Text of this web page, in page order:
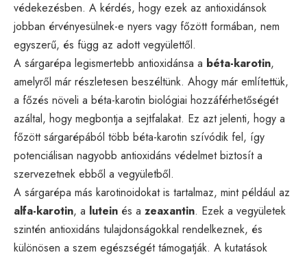
védekezésben. A kérdés, hogy ezek az antioxidánsok
jobban érvényesülnek-e nyers vagy főzött formában, nem
egyszerű, és függ az adott vegyülettől.
A sárgarépa legismertebb antioxidánsa a béta-karotin,
amelyről már részletesen beszéltünk. Ahogy már említettük,
a főzés növeli a béta-karotin biológiai hozzáférhetőségét
azáltal, hogy megbontja a sejtfalakat. Ez azt jelenti, hogy a
főzött sárgarépából több béta-karotin szívódik fel, így
potenciálisan nagyobb antioxidáns védelmet biztosít a
szervezetnek ebből a vegyületből.
A sárgarépa más karotinoidokat is tartalmaz, mint például az
alfa-karotin, a lutein és a zeaxantin. Ezek a vegyületek
szintén antioxidáns tulajdonságokkal rendelkeznek, és
különösen a szem egészségét támogatják. A kutatások